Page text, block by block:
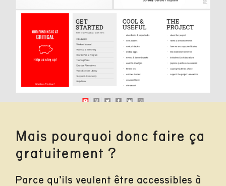
Mais pourquoi donc faire ça
gratuitement ?
Parce qu’ils veulent être accessibles à